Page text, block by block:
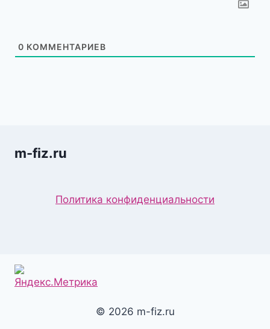
0 КОММЕНТАРИЕВ
m-fiz.ru
Политика конфиденциальности
© 2026 m-fiz.ru